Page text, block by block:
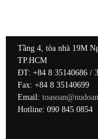
Tầng 4, tòa nhà 19M
TP.HCM
ĐT: +84 8 35140686 /
Fax: +84 8 35140699
Email:
Hotline: 090 845 0854